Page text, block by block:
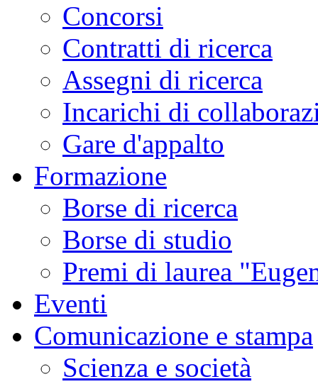
Concorsi
Contratti di ricerca
Assegni di ricerca
Incarichi di
Gare d'appalto
Formazione
Borse di ricerca
Borse di studio
Premi di laurea
Eventi
Comunicazione e stampa
Scienza e società